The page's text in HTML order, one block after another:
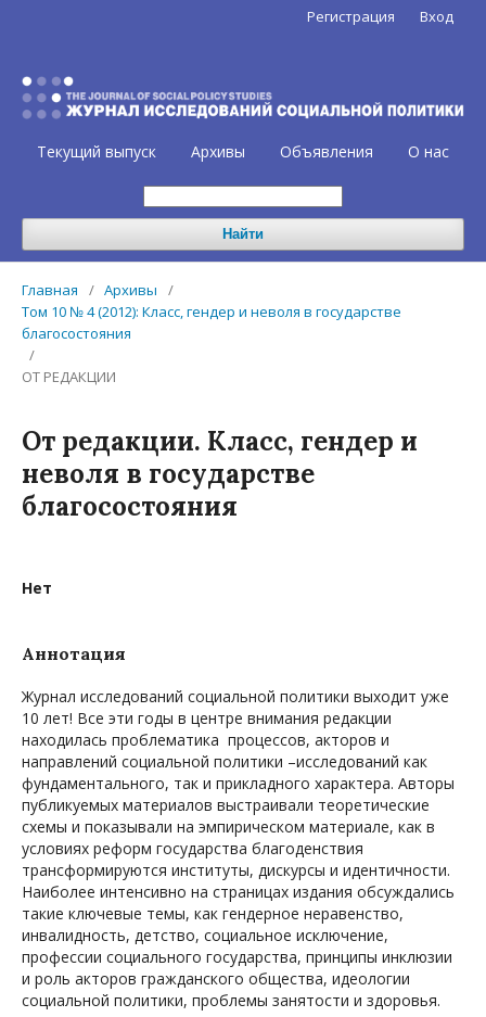
Текущий выпуск Архивы Объявления О нас
Найти
Регистрация Вход
Главная / Архивы
/
Том 10 № 4 (2012): Класс, гендер и неволя в государстве
благосостояния
/
ОТ РЕДАКЦИИ
От редакции. Класс, гендер и
неволя в государстве
благосостояния
Нет
Аннотация
Журнал исследований социальной политики выходит уже
10 лет! Все эти годы в центре внимания редакции
находилась проблематика процессов, акторов и
направлений социальной политики –исследований как
фундаментального, так и прикладного характера. Авторы
публикуемых материалов выстраивали теоретические
схемы и показывали на эмпирическом материале, как в
условиях реформ государства благоденствия
трансформируются институты, дискурсы и идентичности.
Наиболее интенсивно на страницах издания обсуждались
такие ключевые темы, как гендерное неравенство,
инвалидность, детство, социальное исключение,
профессии социального государства, принципы инклюзии
и роль акторов гражданского общества, идеологии
социальной политики, проблемы занятости и здоровья.